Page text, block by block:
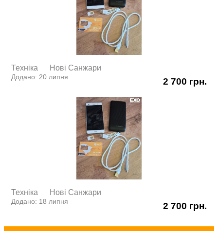
Техніка Нові Cанжари
Додано: 20 липня 2 700 грн.
Техніка Нові Cанжари
Додано: 18 липня 2 700 грн.